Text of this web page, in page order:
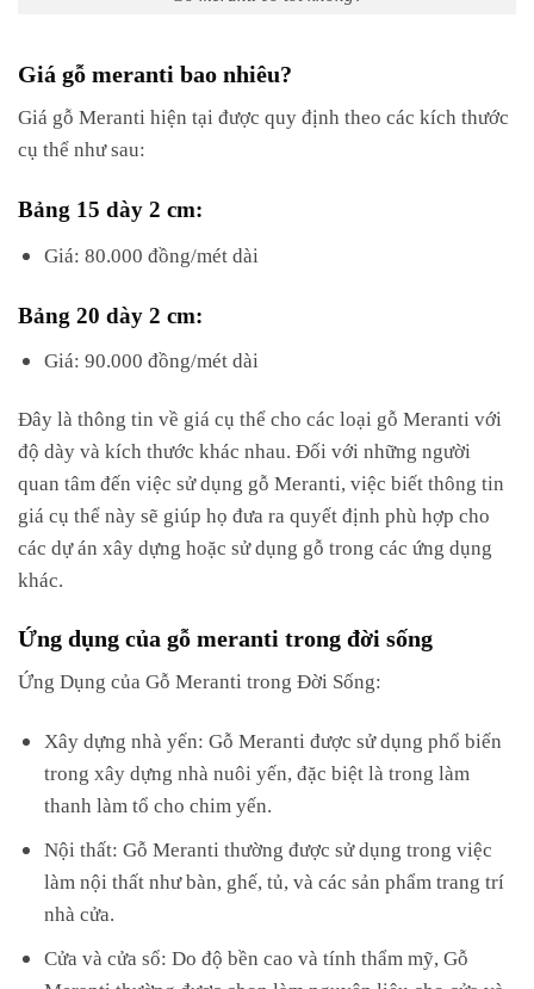
Giá gỗ meranti bao nhiêu?
Giá gỗ Meranti hiện tại được quy định theo các kích thước
cụ thể như sau:
Bảng 15 dày 2 cm:
Giá: 80.000 đồng/mét dài
Bảng 20 dày 2 cm:
Giá: 90.000 đồng/mét dài
Đây là thông tin về giá cụ thể cho các loại gỗ Meranti với
độ dày và kích thước khác nhau. Đối với những người
quan tâm đến việc sử dụng gỗ Meranti, việc biết thông tin
giá cụ thể này sẽ giúp họ đưa ra quyết định phù hợp cho
các dự án xây dựng hoặc sử dụng gỗ trong các ứng dụng
khác.
Ứng dụng của gỗ meranti trong đời sống
Ứng Dụng của Gỗ Meranti trong Đời Sống:
Xây dựng nhà yến: Gỗ Meranti được sử dụng phổ biến
trong xây dựng nhà nuôi yến, đặc biệt là trong làm
thanh làm tổ cho chim yến.
Nội thất: Gỗ Meranti thường được sử dụng trong việc
làm nội thất như bàn, ghế, tủ, và các sản phẩm trang trí
nhà cửa.
Cửa và cửa sổ: Do độ bền cao và tính thẩm mỹ, Gỗ